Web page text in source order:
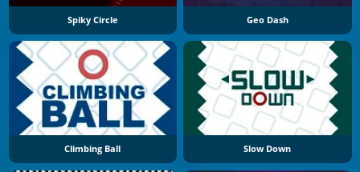
Spiky Circle Geo Dash
Climbing Ball Slow Down